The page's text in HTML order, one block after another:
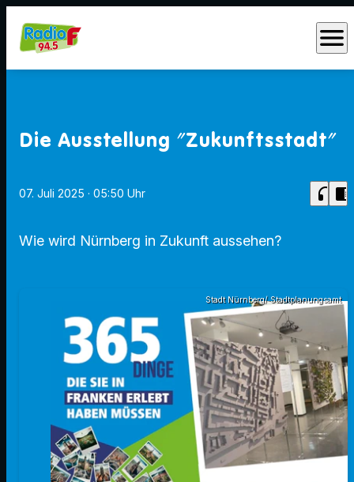
menu
Die Ausstellung "Zukunftsstadt"
07. Juli 2025 · 05:50 Uhr headphones chrome_reader_mode
Wie wird Nürnberg in Zukunft aussehen?
Stadt Nürnberg/ Stadtplanungsamt